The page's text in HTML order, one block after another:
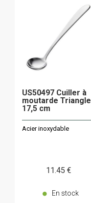
US50497 Cuiller à
moutarde Triangle
17,5 cm
Acier inoxydable
11.45 €
En stock